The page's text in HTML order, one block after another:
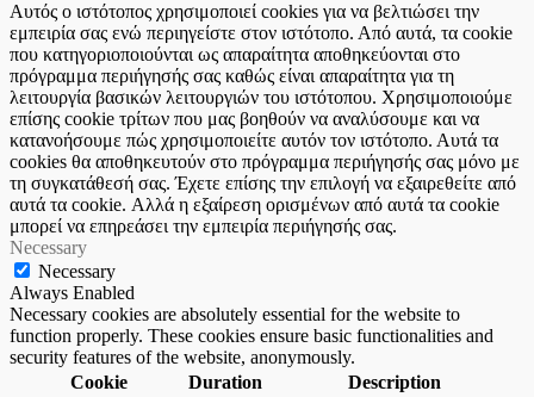
Αυτός ο ιστότοπος χρησιμοποιεί cookies για να βελτιώσει την
εμπειρία σας ενώ περιηγείστε στον ιστότοπο. Από αυτά, τα cookie
που κατηγοριοποιούνται ως απαραίτητα αποθηκεύονται στο
πρόγραμμα περιήγησής σας καθώς είναι απαραίτητα για τη
λειτουργία βασικών λειτουργιών του ιστότοπου. Χρησιμοποιούμε
επίσης cookie τρίτων που μας βοηθούν να αναλύσουμε και να
κατανοήσουμε πώς χρησιμοποιείτε αυτόν τον ιστότοπο. Αυτά τα
cookies θα αποθηκευτούν στο πρόγραμμα περιήγησής σας μόνο με
τη συγκατάθεσή σας. Έχετε επίσης την επιλογή να εξαιρεθείτε από
αυτά τα cookie. Αλλά η εξαίρεση ορισμένων από αυτά τα cookie
μπορεί να επηρεάσει την εμπειρία περιήγησής σας.
Necessary
Necessary
Always Enabled
Necessary cookies are absolutely essential for the website to
function properly. These cookies ensure basic functionalities and
security features of the website, anonymously.
Cookie
Duration Description